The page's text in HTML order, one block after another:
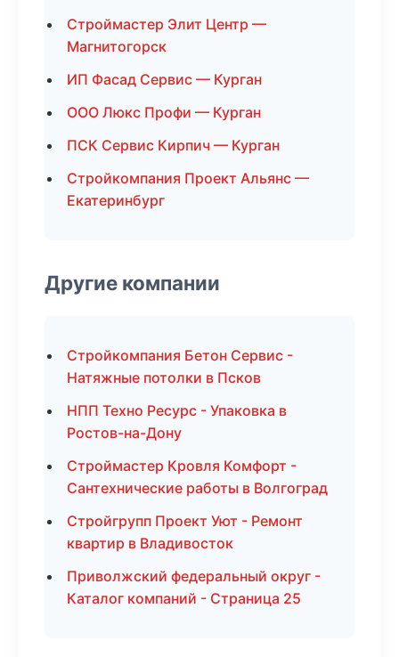
Строймастер Элит Центр —
Магнитогорск
ИП Фасад Сервис — Курган
ООО Люкс Профи — Курган
ПСК Сервис Кирпич — Курган
Стройкомпания Проект Альянс —
Екатеринбург
Другие компании
Стройкомпания Бетон Сервис -
Натяжные потолки в Псков
НПП Техно Ресурс - Упаковка в
Ростов-на-Дону
Строймастер Кровля Комфорт -
Сантехнические работы в Волгоград
Стройгрупп Проект Уют - Ремонт
квартир в Владивосток
Приволжский федеральный округ -
Каталог компаний - Страница 25